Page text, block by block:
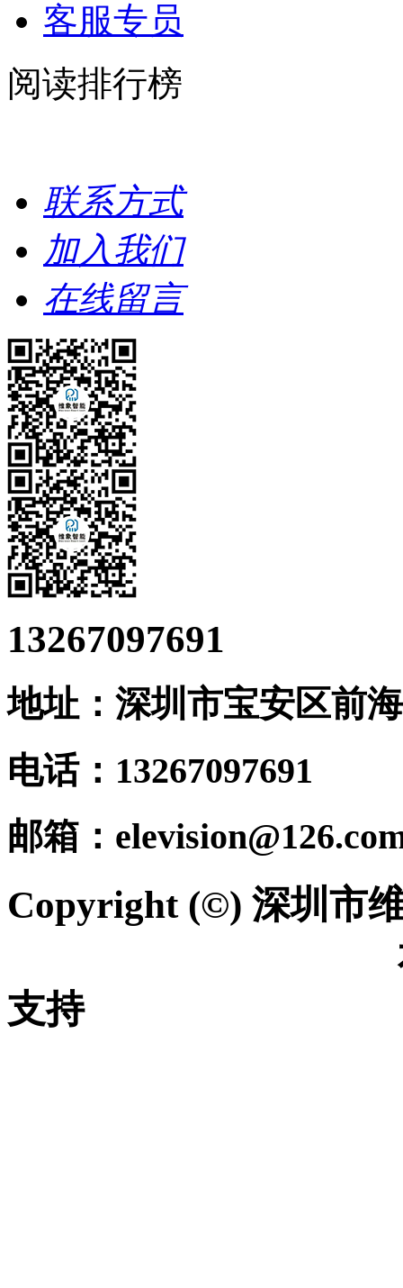
客服专员
阅读排行榜
联系方式
加入我们
在线留言
13267097691
地址：深圳市宝安区前
电话：13267097691
邮箱：
Copyright (©) 深圳市
支持